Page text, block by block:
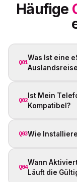
Häufige
Q01
Was Ist eine
Q02
Ist Mein
Kompatibel?
Q03Wie
Q04
Wann
Läuft die